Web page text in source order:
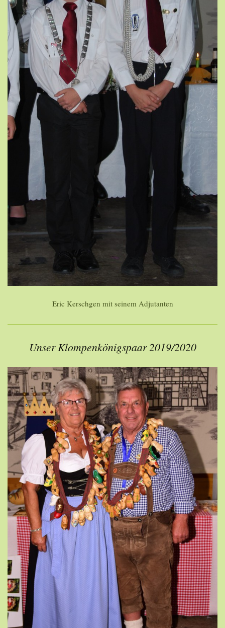
Eric Kerschgen mit seinem Adjutanten
Unser Klompenkönigspaar 2019/2020